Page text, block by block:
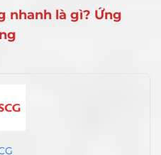
nhanh là gì? Ứng